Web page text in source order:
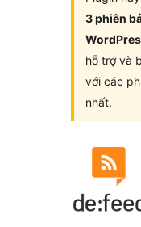
3 phiên
hỗ trợ và
với các
nhất.